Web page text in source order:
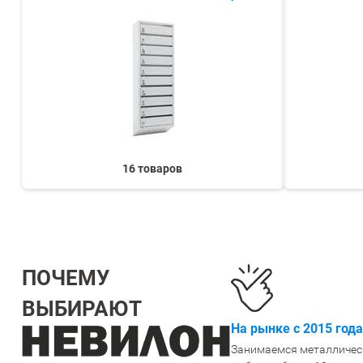
ПРОМЫШЛЕННАЯ МЕБЕЛЬ
ВЕРСТАКИ
ОФИСНЫЕ КРЕСЛА
ПОЧТОВЫЕ ЯЩИКИ
Ремонтная и
Фармацевтическое
16 товаров
ПОЧЕМУ
ВЫБИРАЮТ
На рынке с 2015 года
Занимаемся